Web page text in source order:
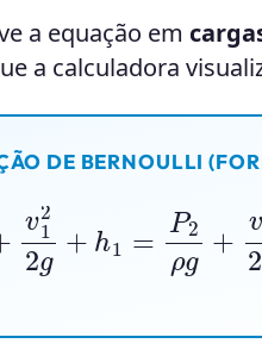
a equação em
a calculadora
DE BERNOULLI
v12 P2